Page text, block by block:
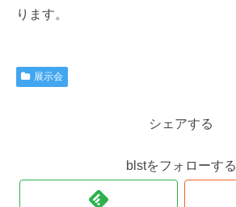
ります。
展示会
シェアする
blstをフォローする